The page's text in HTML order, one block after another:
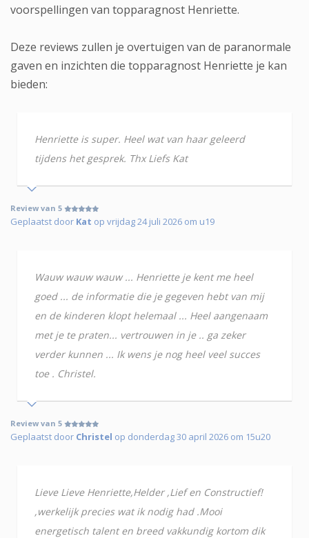
voorspellingen van topparagnost Henriette.
Deze reviews zullen je overtuigen van de paranormale
gaven en inzichten die topparagnost Henriette je kan
bieden:
Henriette is super. Heel wat van haar geleerd
tijdens het gesprek. Thx Liefs Kat
Review van 5
Geplaatst door Kat op vrijdag 24 juli 2026 om u19
Wauw wauw wauw ... Henriette je kent me heel
goed ... de informatie die je gegeven hebt van mij
en de kinderen klopt helemaal ... Heel aangenaam
met je te praten... vertrouwen in je .. ga zeker
verder kunnen ... Ik wens je nog heel veel succes
toe . Christel.
Review van 5
Geplaatst door Christel op donderdag 30 april 2026 om 15u20
Lieve Lieve Henriette,Helder ,Lief en Constructief!
,werkelijk precies wat ik nodig had .Mooi
energetisch talent en breed vakkundig kortom dik